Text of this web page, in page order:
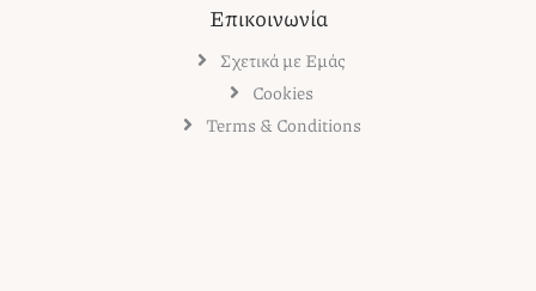
Επικοινωνία
Σχετικά με Εμάς
Cookies
Terms & Conditions